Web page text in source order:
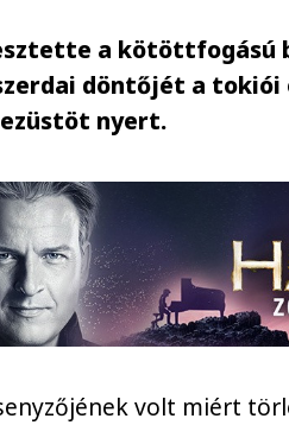
a kötöttfogású
döntőjét a tokiói
nyert.
volt miért